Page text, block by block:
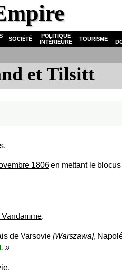
et Tilsitt
1806 en mettant le
.
de Varsovie [Warszawa],
.
SOCIÉTÉ
POLITIQUE
INTÉRIEURE
TOURISME